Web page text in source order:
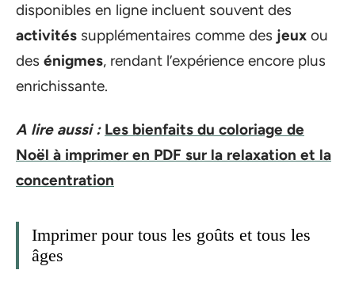
disponibles en ligne incluent souvent des
activités supplémentaires comme des jeux ou
des énigmes, rendant l’expérience encore plus
enrichissante.
A lire aussi : Les bienfaits du coloriage de
Noël à imprimer en PDF sur la relaxation et la
concentration
Imprimer pour tous les goûts et tous les
âges